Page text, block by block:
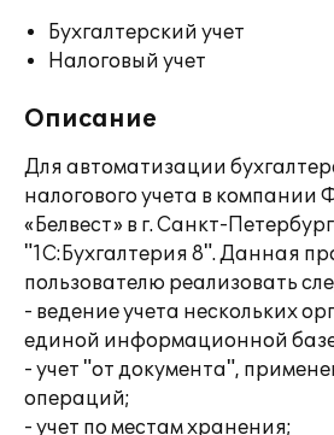
Бухгалтерский учет
Налоговый учет
Описание
Для автоматизации
налогового учета в
«Белвест» в г. Санкт-
"1С:Бухгалтерия 8". Данная
пользователю реализовать
- ведение учета нескольких
единой информационной
- учет "от документа",
операций;
- учет по местам хранения;